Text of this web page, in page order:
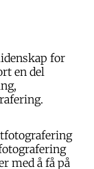
for
en del
med å få på